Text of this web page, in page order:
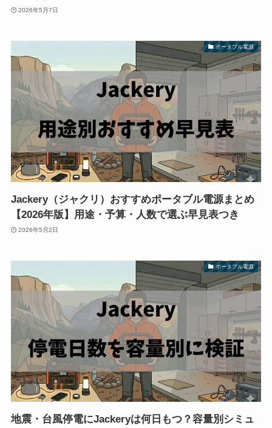
2026年5月7日
ポータブル電源
Jackery（ジャクリ）おすすめポータブル電源まとめ
【2026年版】用途・予算・人数で選ぶ早見表つき
2026年5月2日
ポータブル電源
地震・台風停電にJackeryは何日もつ？容量別シミュ